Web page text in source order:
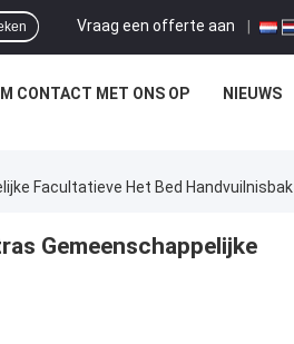
Vraag een offerte aan |
CONTACT MET ONS OP NIEUWS
Facultatieve Het Bed Handvuilnisbak
Gemeenschappelijke